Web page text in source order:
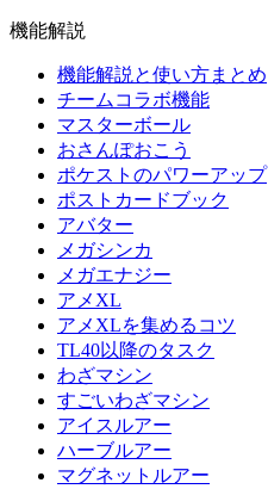
機能解説
機能解説と使い方まとめ
チームコラボ機能
マスターボール
おさんぽおこう
ポケストのパワーアップ
ポストカードブック
アバター
メガシンカ
メガエナジー
アメXL
アメXLを集めるコツ
TL40以降のタスク
わざマシン
すごいわざマシン
アイスルアー
ハーブルアー
マグネットルアー